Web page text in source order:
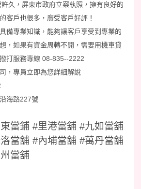
久，屏東市政府立案執照，擁有良好的
客戶也很多，廣受客戶好評！
備專業知識，能夠讓客戶享受到專業的
，如果有資金周轉不開，需要用機車貸
打服務專線 08-835--2222
，專員立即為您詳細解說
海路227號
當鋪 #里港當舖 #九如當舖
當舖 #內埔當舖 #萬丹當舖
當舖